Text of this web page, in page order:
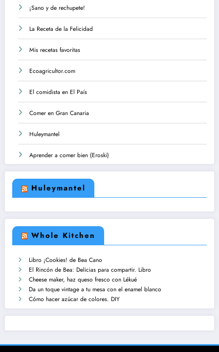
¡Sano y de rechupete!
La Receta de la Felicidad
Mis recetas favoritas
Ecoagricultor.com
El comidista en El País
Comer en Gran Canaria
Huleymantel
Aprender a comer bien (Eroski)
Huleymantel
Whole Kitchen
Libro ¡Cookies! de Bea Cano
El Rincón de Bea: Delicias para compartir. Libro
Cheese maker, haz queso fresco con Lékué
Da un toque vintage a tu mesa con el enamel blanco
Cómo hacer azúcar de colores. DIY